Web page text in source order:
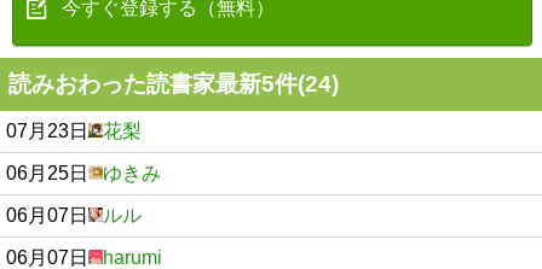
今すぐ登録する（無料）
読みおわった読書家最新5件(24)
07月23日 花梨
06月25日 ゆきみ
06月07日 ルル
06月07日 harumi